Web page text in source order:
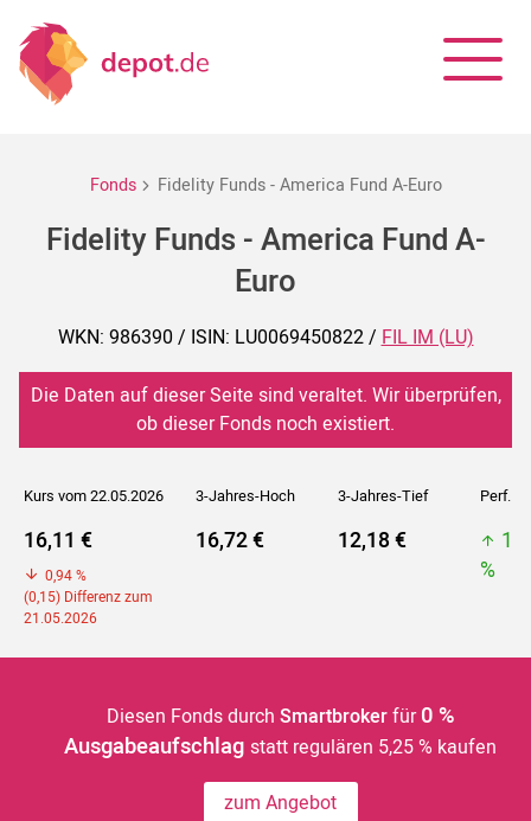
Fonds Fidelity Funds - America Fund A-Euro
Fidelity Funds - America Fund A-
Euro
WKN: 986390 / ISIN: LU0069450822 /FIL IM (LU)
Die Daten auf dieser Seite sind veraltet. Wir überprüfen,
ob dieser Fonds noch existiert.
Kurs vom 22.05.2026 3-Jahres-Hoch 3-Jahres-Tief Perf. 5J
16,11 €
0,94 %
(0,15) Differenz zum
21.05.2026
16,72 € 12,18 €
%
Diesen Fonds durch Smartbrokerfür 0 %
Ausgabeaufschlagstatt regulären 5,25 % kaufen
zum Angebot